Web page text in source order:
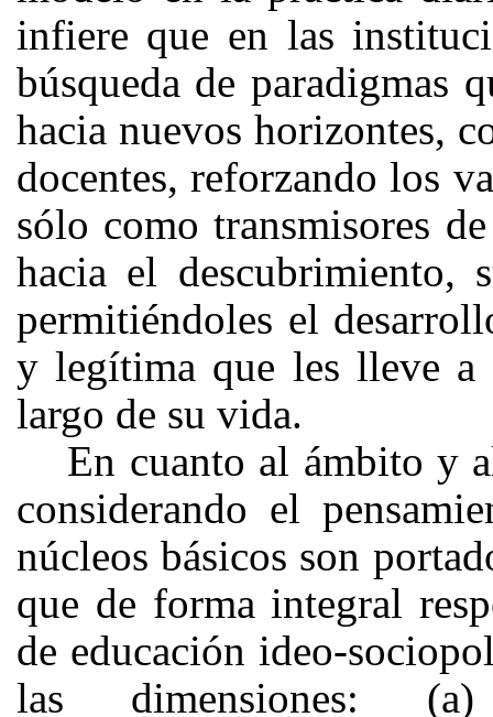
infiere que en las
búsqueda de paradigmas
hacia nuevos horizontes,
docentes, reforzando los
sólo como transmisores
hacia el descubrimiento,
permitiéndoles el
y legítima que les lleve a
largo de su vida.
En cuanto al ámbito y
considerando el
núcleos básicos son
que de forma integral
de educación ideo-
las dimensiones: (a)